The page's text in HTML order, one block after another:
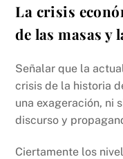
La crisis
de las masas y
Señalar que la
crisis de la historia
una exageración, ni
discurso y
Ciertamente los